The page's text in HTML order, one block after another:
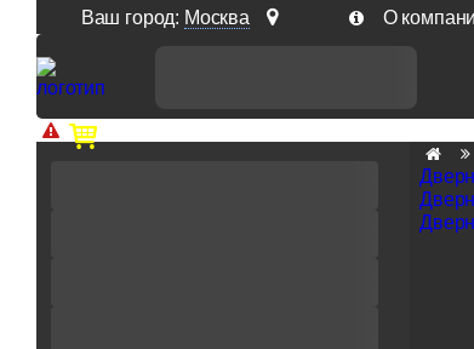
Ваш город: Москва О
Доп. скидка от цен на сайте 7% при заказе